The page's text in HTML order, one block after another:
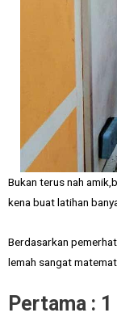
Bukan terus nah
kena buat latihan
Berdasarkan
lemah sangat
Pertama :